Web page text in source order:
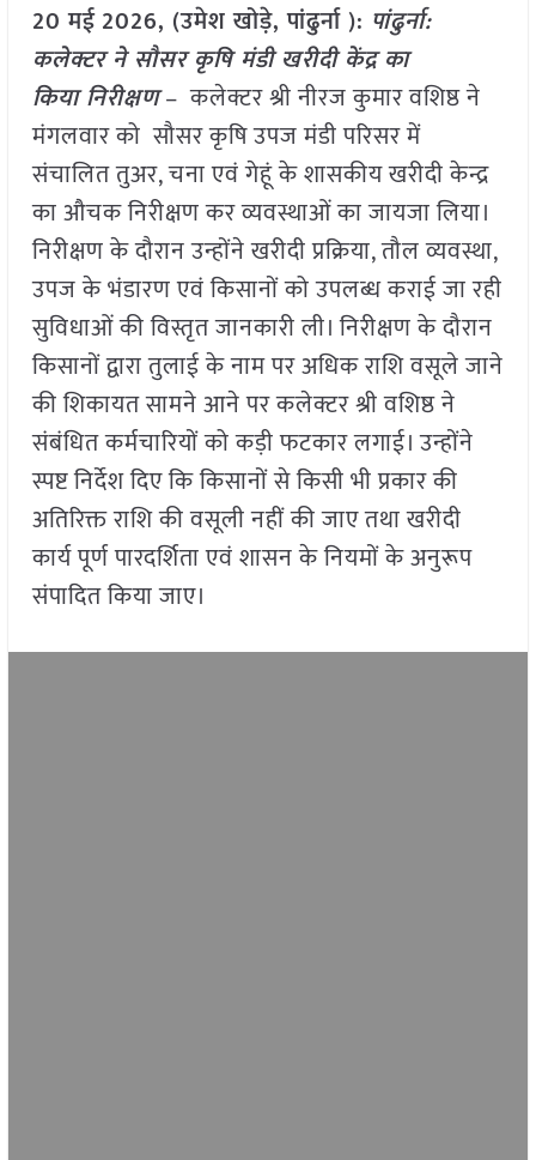
20 मई2026, (उमेश खोड़े, पांढुर्ना ): पांढुर्ना:
कलेक्टर ने सौसर कृषि मंडी खरीदी केंद्र का
किया निरीक्षण– कलेक्टर श्री नीरज कुमार वशिष्ठ ने
मंगलवार को सौसर कृषि उपज मंडी परिसर में
संचालित तुअर, चना एवं गेहूं के शासकीय खरीदी केन्द्र
का औचक निरीक्षण कर व्यवस्थाओं का जायजा लिया।
निरीक्षण के दौरान उन्होंने खरीदी प्रक्रिया, तौल व्यवस्था,
उपज के भंडारण एवं किसानों को उपलब्ध कराई जा रही
सुविधाओं की विस्तृत जानकारी ली। निरीक्षण के दौरान
किसानों द्वारा तुलाई के नाम पर अधिक राशि वसूले जाने
की शिकायत सामने आने पर कलेक्टर श्री वशिष्ठ ने
संबंधित कर्मचारियों को कड़ी फटकार लगाई। उन्होंने
स्पष्ट निर्देश दिए कि किसानों से किसी भी प्रकार की
अतिरिक्त राशि की वसूली नहीं की जाए तथा खरीदी
कार्य पूर्ण पारदर्शिता एवं शासन के नियमों के अनुरूप
संपादित किया जाए।